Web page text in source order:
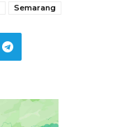
Semarang